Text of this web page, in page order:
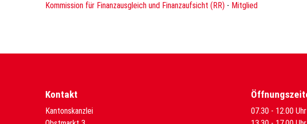
Kommission für Finanzausgleich und Finanzaufsicht (RR) - Mitglied
Kontakt
Kantonskanzlei
07.30 - 12.00 Uhr